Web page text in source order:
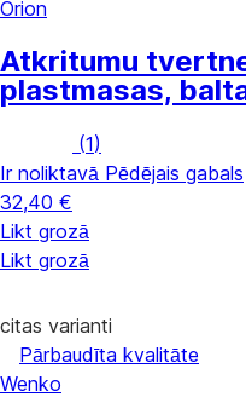
Orion
Atkritumu
plastmasas,
(1)
Ir noliktavā Pēdējais gabals
32,40 €
Likt grozā
Likt grozā
citas varianti
Pārbaudīta kvalitāte
Wenko